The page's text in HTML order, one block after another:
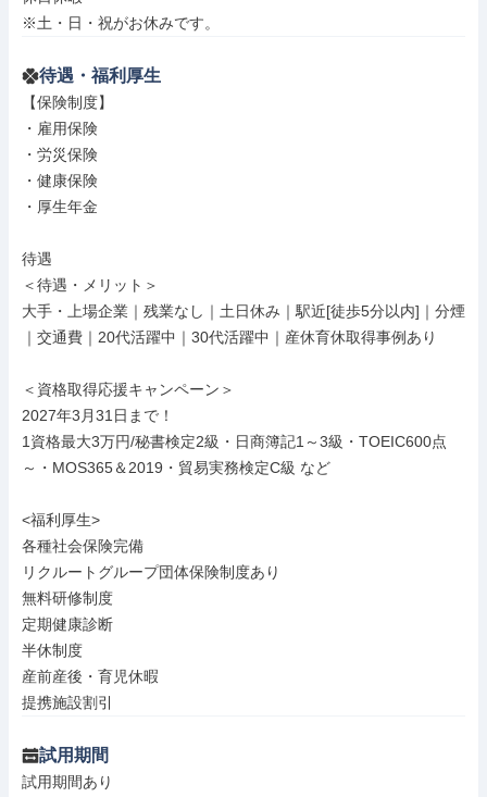
※土・日・祝がお休みです。
待遇・福利厚生
【保険制度】
・雇用保険
・労災保険
・健康保険
・厚生年金
待遇
＜待遇・メリット＞
大手・上場企業｜残業なし｜土日休み｜駅近[徒歩5分以内]｜分煙
｜交通費｜20代活躍中｜30代活躍中｜産休育休取得事例あり
＜資格取得応援キャンペーン＞
2027年3月31日まで！
1資格最大3万円/秘書検定2級・日商簿記1～3級・TOEIC600点
～・MOS365＆2019・貿易実務検定C級 など
<福利厚生>
各種社会保険完備
リクルートグループ団体保険制度あり
無料研修制度
定期健康診断
半休制度
産前産後・育児休暇
提携施設割引
試用期間
試用期間あり